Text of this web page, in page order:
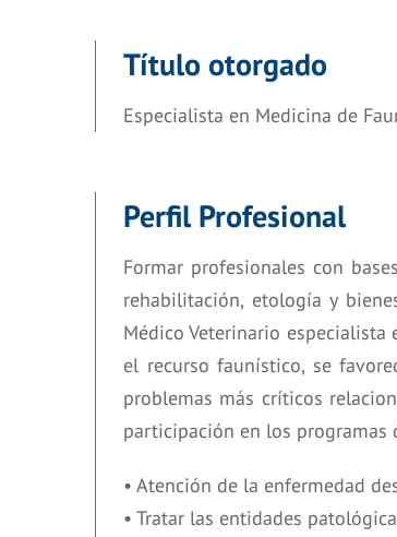
Título otorgado
Especialista en Medicina de
Perfil Profesional
Formar profesionales con
rehabilitación, etología y
Médico Veterinario
el recurso faunístico, se
problemas más críticos
participación en los programas
• Atención de la enfermedad
• Tratar las entidades